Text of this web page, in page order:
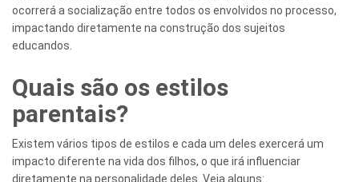
ocorrerá a socialização entre todos os envolvidos no processo,
impactando diretamente na construção dos sujeitos
educandos.
Quais são os estilos
parentais?
Existem vários tipos de estilos e cada um deles exercerá um
impacto diferente na vida dos filhos, o que irá influenciar
diretamente na personalidade deles. Veja alguns: